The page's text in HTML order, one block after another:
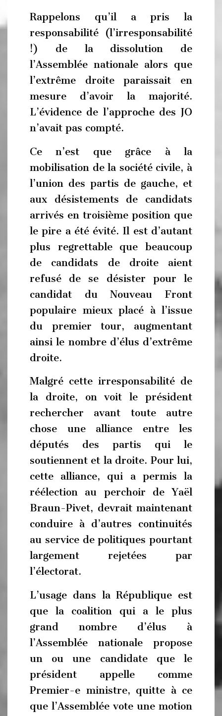
Rappelons qu’il a pris la
responsabilité (l’irresponsabilité
!) de la dissolution de
l’Assemblée nationale alors que
l’extrême droite paraissait en
mesure d’avoir la majorité.
L’évidence de l’approche des JO
n’avait pas compté.
Ce n’est que grâce à la
mobilisation de la société civile, à
l’union des partis de gauche, et
aux désistements de candidats
arrivés en troisième position que
le pire a été évité. Il est d’autant
plus regrettable que beaucoup
de candidats de droite aient
refusé de se désister pour le
candidat du Nouveau Front
populaire mieux placé à l’issue
du premier tour, augmentant
ainsi le nombre d’élus d’extrême
droite.
Malgré cette irresponsabilité de
la droite, on voit le président
rechercher avant toute autre
chose une alliance entre les
députés des partis qui le
soutiennent et la droite. Pour lui,
cette alliance, qui a permis la
réélection au perchoir de Yaël
Braun-Pivet, devrait maintenant
conduire à d’autres continuités
au service de politiques pourtant
largement rejetées par
l’électorat.
L’usage dans la République est
que la coalition qui a le plus
grand nombre d’élus à
l’Assemblée nationale propose
un ou une candidate que le
président appelle comme
Premier-e ministre, quitte à ce
que l’Assemblée vote une motion